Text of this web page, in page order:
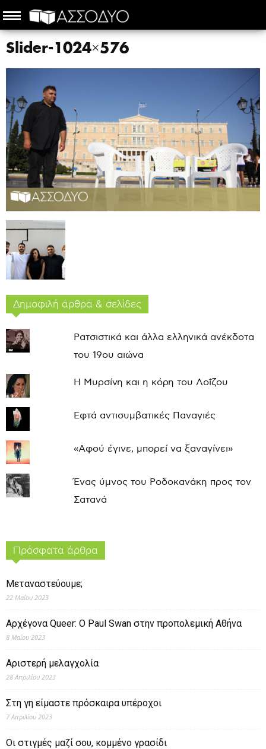
Slider-1024×576
Δημοφιλή άρθρα & σελίδες
Ρατσιστικά και άλλα ελληνικά ανέκδοτα
του 19ου αιώνα
Η Μυρσίνη και η κόρη του Λοΐζου
Εφτά αντισυμβατικές Παναγιές
«Αφού έγινε, μπορεί να ξαναγίνει»
Ένας ύμνος του Ροδοκανάκη προς τον
Σατανά
Πρόσφατα άρθρα
Μεταναστεύουμε;
22 Μαΐου 2023
Αρχέγονα Queer: O Paul Swan στην προπολεμική Αθήνα
8 Μαΐου 2023
Αριστερή μελαγχολία
28 Απριλίου 2023
Στη γη είμαστε πρόσκαιρα υπέροχοι
7 Απριλίου 2023
Οι στιγμές μαζί σου, κομμένο γρασίδι